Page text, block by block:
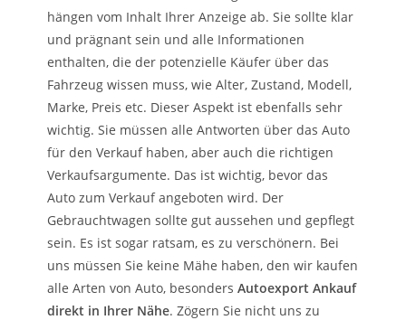
hängen vom Inhalt Ihrer Anzeige ab. Sie sollte klar
und prägnant sein und alle Informationen
enthalten, die der potenzielle Käufer über das
Fahrzeug wissen muss, wie Alter, Zustand, Modell,
Marke, Preis etc. Dieser Aspekt ist ebenfalls sehr
wichtig. Sie müssen alle Antworten über das Auto
für den Verkauf haben, aber auch die richtigen
Verkaufsargumente. Das ist wichtig, bevor das
Auto zum Verkauf angeboten wird. Der
Gebrauchtwagen sollte gut aussehen und gepflegt
sein. Es ist sogar ratsam, es zu verschönern. Bei
uns müssen Sie keine Mähe haben, den wir kaufen
alle Arten von Auto, besondersAutoexport Ankauf
direkt in Ihrer Nähe. Zögern Sie nicht uns zu